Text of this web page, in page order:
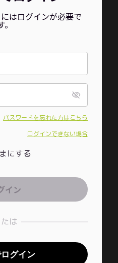
はログインが必要で
。
パスワードを忘れた方はこちら
ログインできない場合
にする
は
グイン